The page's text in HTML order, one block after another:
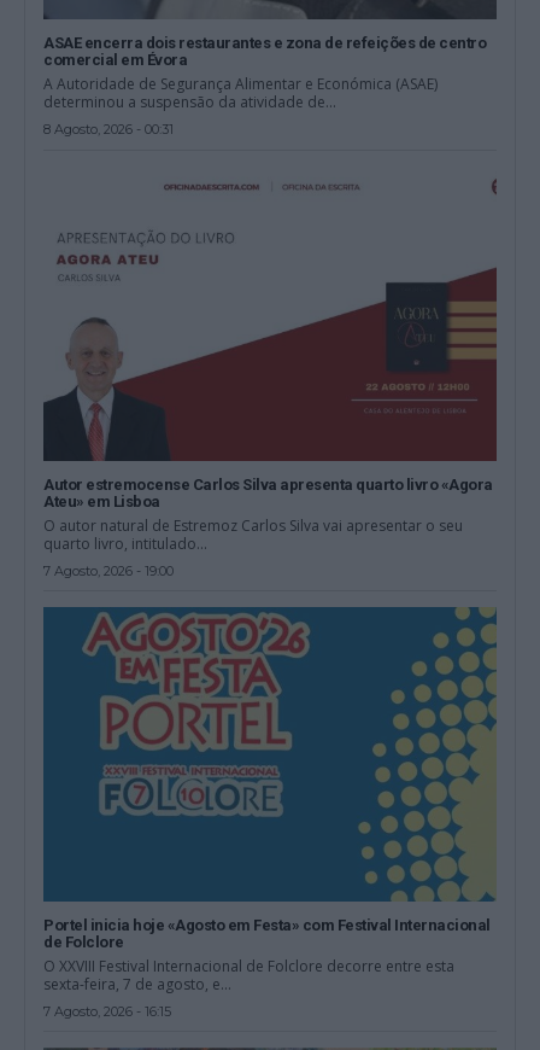
ASAE encerra dois restaurantes e zona de refeições de centro
comercial em Évora
A Autoridade de Segurança Alimentar e Económica (ASAE)
determinou a suspensão da atividade de...
8 Agosto, 2026 - 00:31
Autor estremocense Carlos Silva apresenta quarto livro «Agora
Ateu» em Lisboa
O autor natural de Estremoz Carlos Silva vai apresentar o seu
quarto livro, intitulado...
7 Agosto, 2026 - 19:00
Portel inicia hoje «Agosto em Festa» com Festival Internacional
de Folclore
O XXVIII Festival Internacional de Folclore decorre entre esta
sexta-feira, 7 de agosto, e...
7 Agosto, 2026 - 16:15